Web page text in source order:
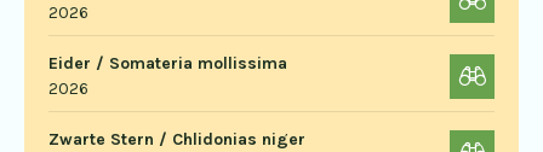
2026
Eider / Somateria mollissima
2026
Zwarte Stern / Chlidonias niger